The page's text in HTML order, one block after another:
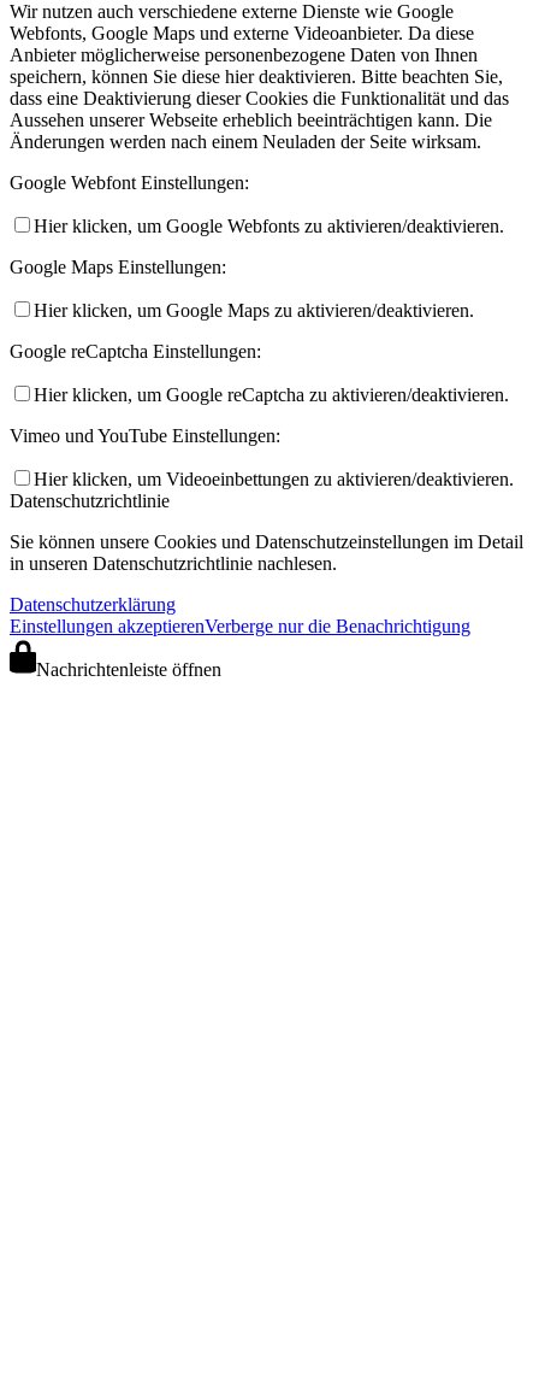
Wir nutzen auch verschiedene externe Dienste wie Google
Webfonts, Google Maps und externe Videoanbieter. Da diese
Anbieter möglicherweise personenbezogene Daten von Ihnen
speichern, können Sie diese hier deaktivieren. Bitte beachten Sie,
dass eine Deaktivierung dieser Cookies die Funktionalität und das
Aussehen unserer Webseite erheblich beeinträchtigen kann. Die
Änderungen werden nach einem Neuladen der Seite wirksam.
Google Webfont Einstellungen:
Hier klicken, um Google Webfonts zu aktivieren/deaktivieren.
Google Maps Einstellungen:
Hier klicken, um Google Maps zu aktivieren/deaktivieren.
Google reCaptcha Einstellungen:
Hier klicken, um Google reCaptcha zu aktivieren/deaktivieren.
Vimeo und YouTube Einstellungen:
Hier klicken, um Videoeinbettungen zu aktivieren/deaktivieren.
Datenschutzrichtlinie
Sie können unsere Cookies und Datenschutzeinstellungen im Detail
in unseren Datenschutzrichtlinie nachlesen.
Datenschutzerklärung
Einstellungen akzeptierenVerberge nur die Benachrichtigung
Nachrichtenleiste öffnen